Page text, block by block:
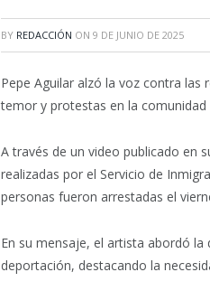
BY REDACCIÓN ON 9 DE JUNIO DE 2025
Pepe Aguilar alzó la voz contra las
temor y protestas en la comunidad
A través de un video publicado en
realizadas por el Servicio de
personas fueron arrestadas el
En su mensaje, el artista abordó
deportación, destacando la